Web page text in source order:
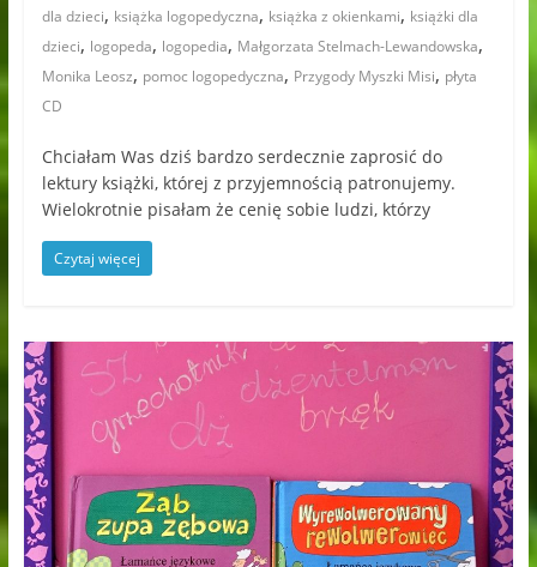
dla dzieci, książka logopedyczna, książka z okienkami, książki dla
dzieci, logopeda, logopedia, Małgorzata Stelmach-Lewandowska,
Monika Leosz, pomoc logopedyczna, Przygody Myszki Misi, płyta
CD
Chciałam Was dziś bardzo serdecznie zaprosić do
lektury książki, której z przyjemnością patronujemy.
Wielokrotnie pisałam że cenię sobie ludzi, którzy
Czytaj więcej